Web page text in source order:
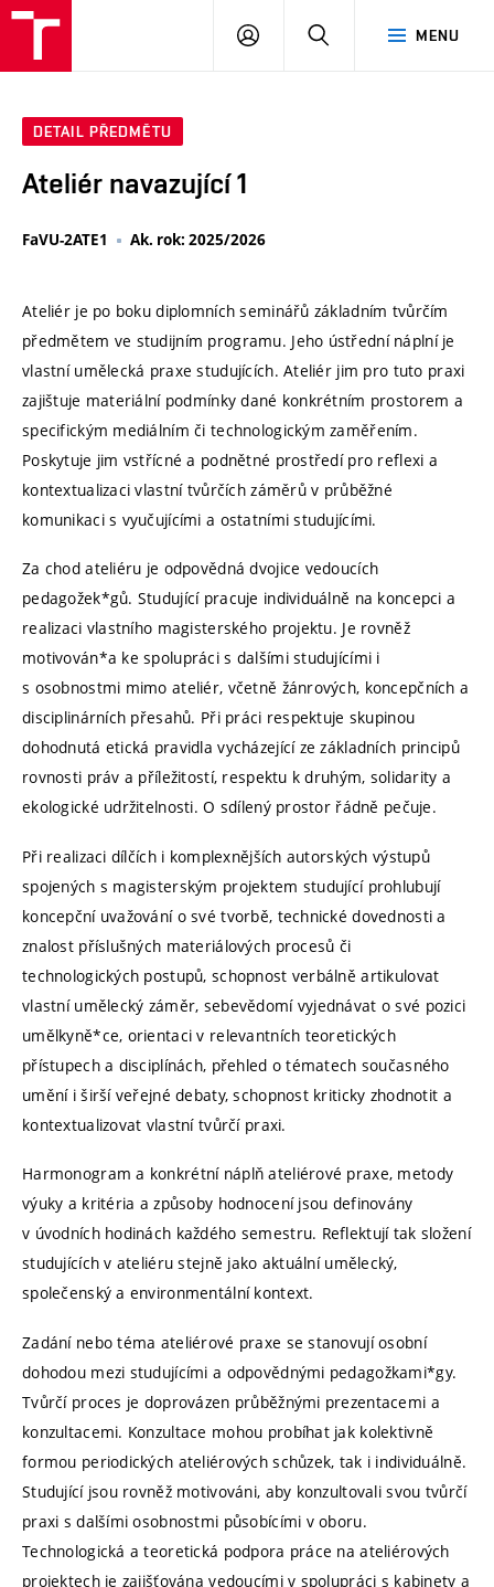
MENU
PŘIHLÁSIT
DETAIL PŘEDMĚTU
Ateliér navazující 1
FaVU-2ATE1 Ak. rok: 2025/2026
Ateliér je po boku diplomních seminářů základním tvůrčím
předmětem ve studijním programu. Jeho ústřední náplní je
vlastní umělecká praxe studujících. Ateliér jim pro tuto praxi
zajištuje materiální podmínky dané konkrétním prostorem a
specifickým mediálním či technologickým zaměřením.
Poskytuje jim vstřícné a podnětné prostředí pro reflexi a
kontextualizaci vlastní tvůrčích záměrů v průběžné
komunikaci s vyučujícími a ostatními studujícími.
Za chod ateliéru je odpovědná dvojice vedoucích
pedagožek*gů. Studující pracuje individuálně na koncepci a
realizaci vlastního magisterského projektu. Je rovněž
motivován*a ke spolupráci s dalšími studujícími i
s osobnostmi mimo ateliér, včetně žánrových, koncepčních a
disciplinárních přesahů. Při práci respektuje skupinou
dohodnutá etická pravidla vycházející ze základních principů
rovnosti práv a příležitostí, respektu k druhým, solidarity a
ekologické udržitelnosti. O sdílený prostor řádně pečuje.
Při realizaci dílčích i komplexnějších autorských výstupů
spojených s magisterským projektem studující prohlubují
koncepční uvažování o své tvorbě, technické dovednosti a
znalost příslušných materiálových procesů či
technologických postupů, schopnost verbálně artikulovat
vlastní umělecký záměr, sebevědomí vyjednávat o své pozici
umělkyně*ce, orientaci v relevantních teoretických
přístupech a disciplínách, přehled o tématech současného
umění i širší veřejné debaty, schopnost kriticky zhodnotit a
kontextualizovat vlastní tvůrčí praxi.
Harmonogram a konkrétní náplň ateliérové praxe, metody
výuky a kritéria a způsoby hodnocení jsou definovány
v úvodních hodinách každého semestru. Reflektují tak složení
studujících v ateliéru stejně jako aktuální umělecký,
společenský a environmentální kontext.
Zadání nebo téma ateliérové praxe se stanovují osobní
dohodou mezi studujícími a odpovědnými pedagožkami*gy.
Tvůrčí proces je doprovázen průběžnými prezentacemi a
konzultacemi. Konzultace mohou probíhat jak kolektivně
formou periodických ateliérových schůzek, tak i individuálně.
Studující jsou rovněž motivováni, aby konzultovali svou tvůrčí
praxi s dalšími osobnostmi působícími v oboru.
Technologická a teoretická podpora práce na ateliérových
projektech je zajišťována vedoucími v spolupráci s kabinety a